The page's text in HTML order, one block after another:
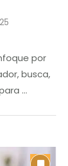
por
busca,
…